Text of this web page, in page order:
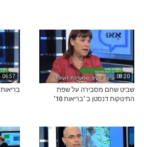
08:20
שביט שחם מסבירה על שפת
התינוקות דנסטן ב 'בריאות 10'
06:57
בריאות 10 ד"ר אבישלום שרון 19/7